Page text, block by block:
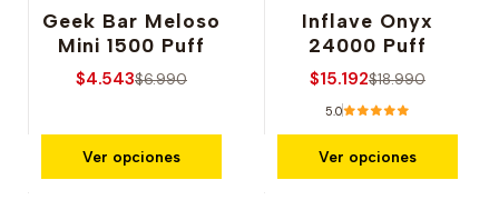
Geek Bar Meloso
Mini 1500 Puff
$4.543$6.990
Ver opciones
Inflave Onyx
24000 Puff
$15.192$18.990
5.0
Ver opciones